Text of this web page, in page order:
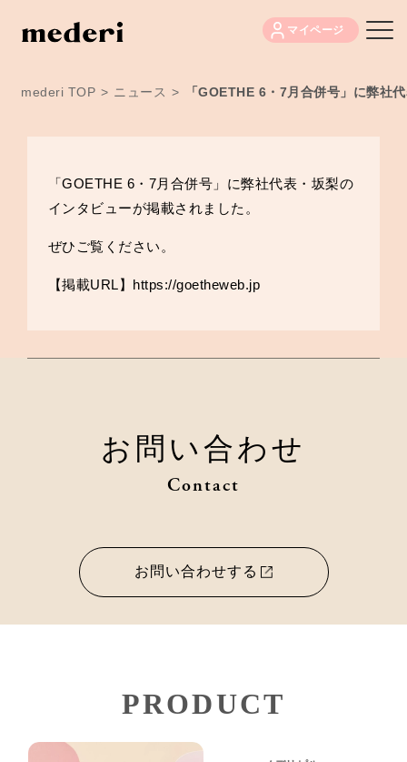
マイページ
mederi TOP > ニュース > 「GOETHE 6・7月合併号」に弊社
「GOETHE 6・7月合併号」に弊社代表・坂梨の
インタビューが掲載されました。
ぜひご覧ください。
【掲載URL】 https://goetheweb.jp
お問い合わせ
Contact
お問い合わせする
PRODUCT